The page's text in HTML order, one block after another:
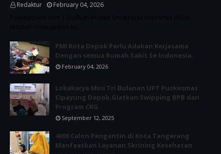
Redaktur
February 04, 2026
PMI Kota Depok Perlu Adakan Kerjasama
Dengan semua Rumah Sakit Se Indonesia.
February 04, 2026
Lokakarya Mini Tri Bulanan UPT Puskesmas
Cipayung Depok,Giatkan Swipping BPB dan
Program CKG
September 12, 2025
4000 Calon Pengantin di Kota Tangerang
Manfaatkan Layanan Skrining Kesehatan